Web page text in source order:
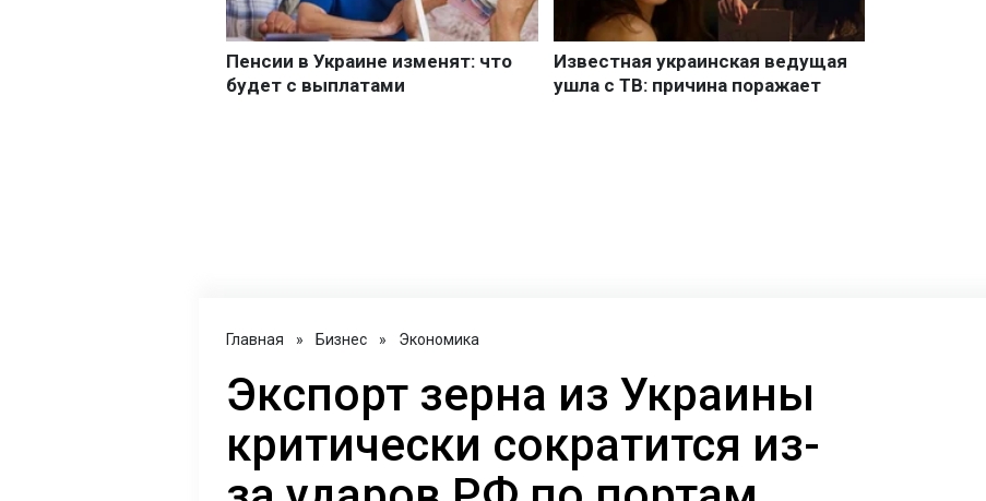
Главная » Бизнес » Экономика
Экспорт зерна из Украины
критически сократится из-